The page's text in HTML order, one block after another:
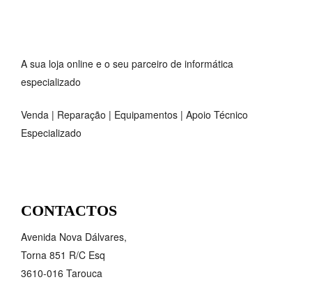
A sua loja online e o seu parceiro de informática
especializado
Venda | Reparação | Equipamentos | Apoio Técnico
Especializado
CONTACTOS
Avenida Nova Dálvares,
Torna 851 R/C Esq
3610-016 Tarouca